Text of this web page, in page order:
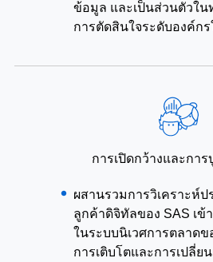
ข้อมูล และเป็นส่วนตัวใน
การตัดสินใจระดับองค์กร
การเปิดกว้างและกา
ผสานรวมการวิเคราะห์
ลูกค้าดิจิทัลของ SAS เ
ในระบบนิเวศการตลาดข
การเติบโตและการเปลี่ย